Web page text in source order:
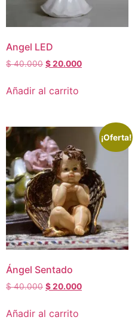
Angel LED
$40.000 $20.000
Añadir al carrito
¡Oferta!
Ángel Sentado
$40.000 $20.000
Añadir al carrito